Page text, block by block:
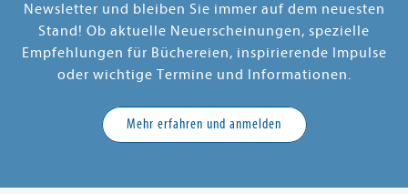
Newsletter und bleiben Sie immer auf dem neuesten
Stand! Ob aktuelle Neuerscheinungen, spezielle
Empfehlungen für Büchereien, inspirierende Impulse
oder wichtige Termine und Informationen.
Mehr erfahren und anmelden